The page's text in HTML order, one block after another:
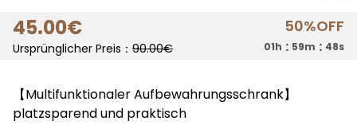
45.00€
Ursprünglicher Preis： 90.00€
50%OFF
01h : 59m : 47s
【Multifunktionaler Aufbewahrungsschrank】
platzsparend und praktisch